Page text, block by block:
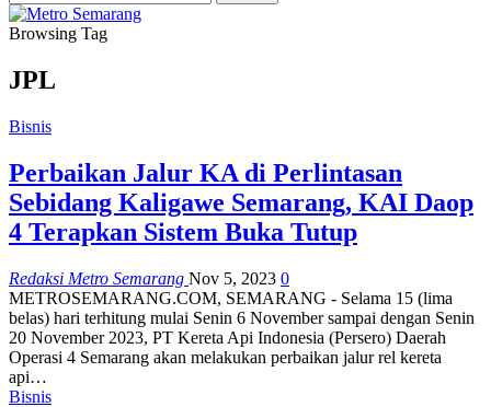
Browsing Tag
JPL
Bisnis
Perbaikan Jalur KA di Perlintasan
Sebidang Kaligawe Semarang, KAI Daop
4 Terapkan Sistem Buka Tutup
Redaksi Metro Semarang Nov 5, 2023 0
METROSEMARANG.COM, SEMARANG - Selama 15 (lima
belas) hari terhitung mulai Senin 6 November sampai dengan Senin
20 November 2023, PT Kereta Api Indonesia (Persero) Daerah
Operasi 4 Semarang akan melakukan perbaikan jalur rel kereta
api…
Bisnis